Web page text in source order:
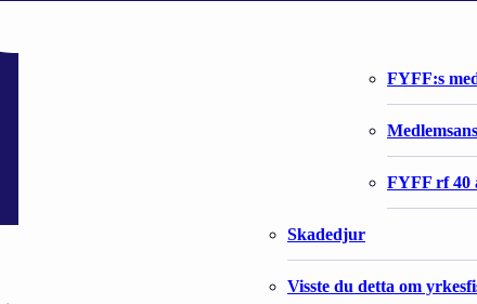
Riktlinjer för god praxis
Stöd till fiskerinäringen
Anvisningar
Fiskar och
Skadedjur
Visste du detta om
FYFF:s
FYFF rf 40